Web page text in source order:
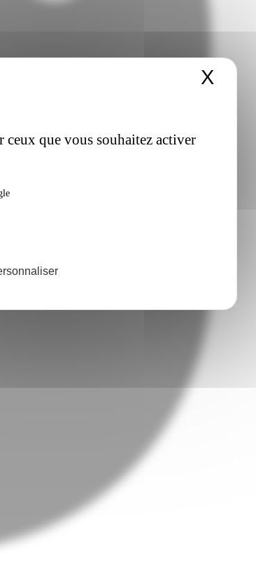
ceux que vous souhaitez activer
X